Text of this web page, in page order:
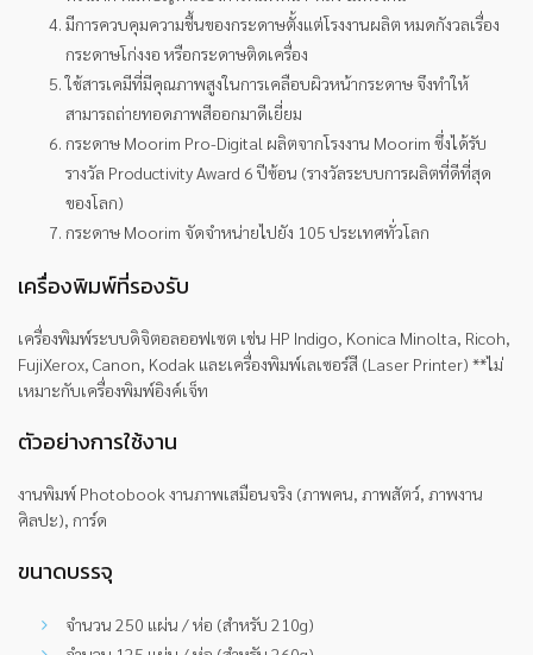
มีการควบคุมความชื้นของกระดาษตั้งแต่โรงงานผลิต หมดกังวลเรื่อง
กระดาษโก่งงอ หรือกระดาษติดเครื่อง
ใช้สารเคมีที่มีคุณภาพสูงในการเคลือบผิวหน้ากระดาษ จึงทำให้
สามารถถ่ายทอดภาพสีออกมาดีเยี่ยม
กระดาษ Moorim Pro-Digital ผลิตจากโรงงาน Moorim ซึ่งได้รับ
รางวัล Productivity Award 6 ปีซ้อน (รางวัลระบบการผลิตที่ดีที่สุด
ของโลก)
กระดาษ Moorim จัดจำหน่ายไปยัง 105 ประเทศทั่วโลก
เครื่องพิมพ์ที่รองรับ
เครื่องพิมพ์ระบบดิจิตอลออฟเซต เช่น HP Indigo, Konica Minolta, Ricoh,
FujiXerox, Canon, Kodak และเครื่องพิมพ์เลเซอร์สี (Laser Printer) **ไม่
เหมาะกับเครื่องพิมพ์อิงค์เจ็ท
ตัวอย่างการใช้งาน
งานพิมพ์ Photobook งานภาพเสมือนจริง (ภาพคน, ภาพสัตว์, ภาพงาน
ศิลปะ), การ์ด
ขนาดบรรจุ
จำนวน 250 แผ่น / ห่อ (สำหรับ 210g)